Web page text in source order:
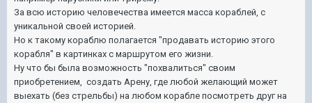
За всю историю человечества имеется масса кораблей, с
уникальной своей историей.
Но к такому кораблю полагается "продавать историю этого
корабля" в картинках с маршрутом его жизни.
Ну что бы была возможность "похвалиться" своим
приобретением, создать Арену, где любой желающий может
выехать (без стрельбы) на любом корабле посмотреть друг на